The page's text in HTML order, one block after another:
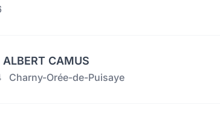
ALBERT CAMUS
Charny-Orée-de-Puisaye